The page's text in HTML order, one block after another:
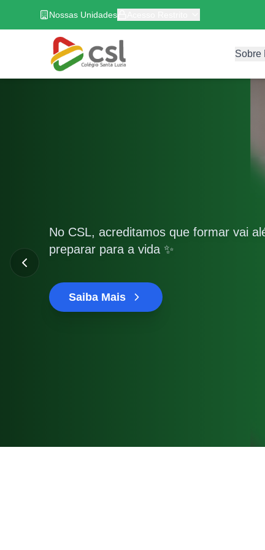
Nossas Unidades
Sobre
No CSL, acreditamos que formar vai
preparar para a vida ✨
Saiba Mais